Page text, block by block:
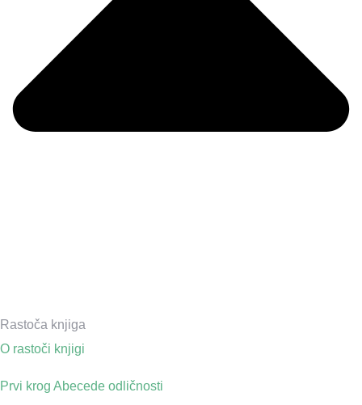
Rastoča knjiga
O rastoči knjigi
Prvi krog Abecede odličnosti